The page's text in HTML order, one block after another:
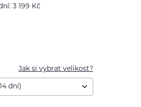
3 199 Kč
Jak si vybrat velikost?